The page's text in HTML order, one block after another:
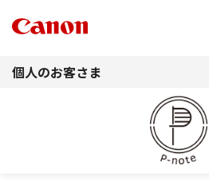
個人のお客さま